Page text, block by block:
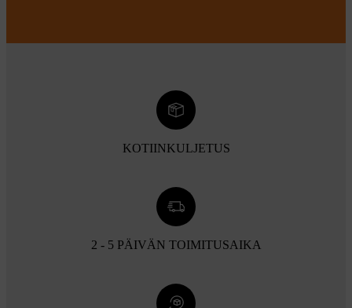
KOTIINKULJETUS
2 - 5 PÄIVÄN TOIMITUSAIKA